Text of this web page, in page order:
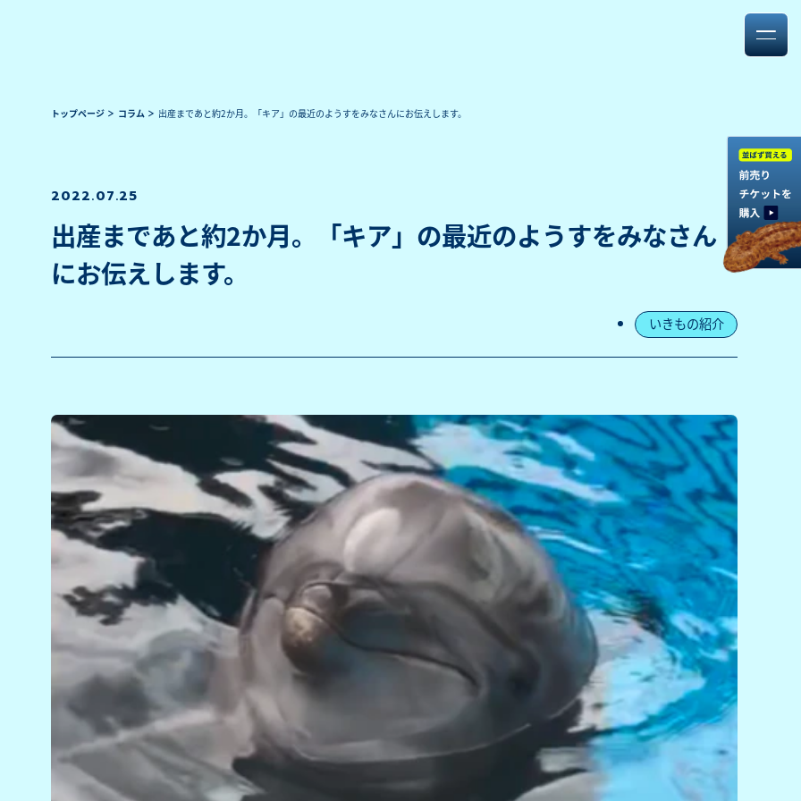
トップページ コラム 出産まであと約2か月。「キア」の最近のようすをみなさんにお伝えします。
2022.07.25
出産まであと約2か月。「キア」の最近のようすをみなさん
にお伝えします。
いきもの紹介